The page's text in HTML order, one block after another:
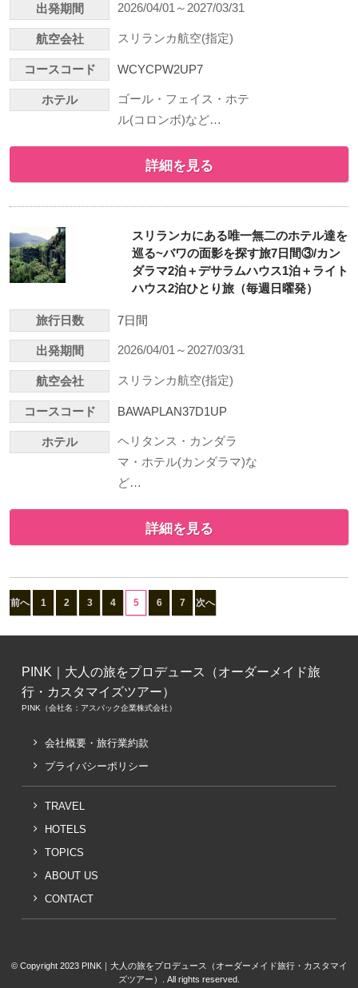
出発期間 2026/04/01～2027/03/31
航空会社 スリランカ航空(指定)
コースコード WCYCPW2UP7
ホテル
ゴール・フェイス・ホテ
ル(コロンボ)など…
詳細を見る
スリランカにある唯一無二のホテル達を
巡る~バワの面影を探す旅7日間③/カン
ダラマ2泊＋デサラムハウス1泊＋ライト
ハウス2泊ひとり旅（毎週日曜発）
旅行日数 7日間
出発期間 2026/04/01～2027/03/31
航空会社 スリランカ航空(指定)
コースコード BAWAPLAN37D1UP
ホテル
ヘリタンス・カンダラ
マ・ホテル(カンダラマ)な
ど…
詳細を見る
前へ 1 2 3 4 5 6 7 次へ
PINK｜大人の旅をプロデュース（オーダーメイド旅
行・カスタマイズツアー）
PINK（会社名：アスパック企業株式会社）
会社概要・旅行業約款
プライバシーポリシー
TRAVEL
HOTELS
TOPICS
ABOUT US
CONTACT
© Copyright 2023 PINK｜大人の旅をプロデュース（オーダーメイド旅行・カスタマイ
ズツアー）. All rights reserved.